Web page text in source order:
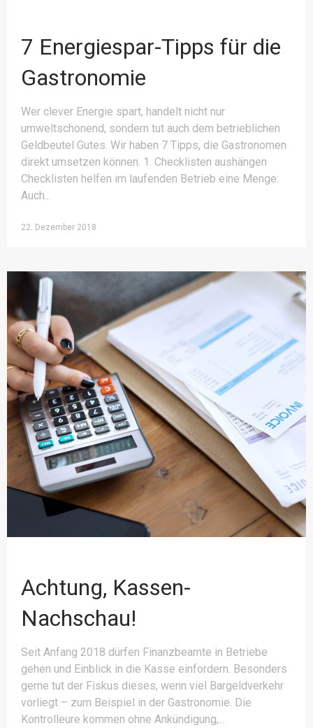
7 Energiespar-Tipps für die
Gastronomie
Wer clever Energie spart, handelt nicht nur
umweltschonend, sondern tut auch dem betrieblichen
Geldbeutel Gutes. Wir haben 7 Tipps, die Gastronomen
direkt umsetzen können. 1. Checklisten aushängen
Checklisten helfen im laufenden Betrieb eine Menge:
Auch
22. Dezember 2018
Achtung, Kassen-
Nachschau!
Seit Anfang 2018 dürfen Finanzbeamte in Betriebe
gehen und Einblick in die Kasse einfordern. Besonders
gerne tut der Fiskus dieses, wenn viel Bargeldverkehr
vorliegt – zum Beispiel in der Gastronomie. Die
Kontrolleure kommen ohne Ankündigung,